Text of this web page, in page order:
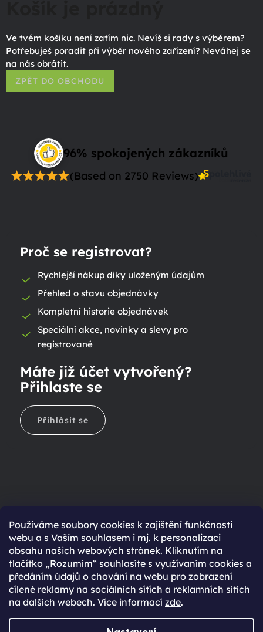
Používáme soubory cookies k zajištění funkčnosti
webu a s Vaším souhlasem i mj. k personalizaci
obsahu našich webových stránek. Kliknutím na
tlačítko „Rozumím“ souhlasíte s využívaním cookies a
předáním údajů o chování na webu pro zobrazení
cílené reklamy na sociálních sítích a reklamních sítích
na dalších webech. Více informací zde.
Ve tvém košíku není zatím nic. Nevíš si rady s výběrem?
Potřebuješ poradit při výběr nového zařízení? Neváhej se
na nás obrátit.
ZPĚT DO OBCHODU
96% spokojených zákazníků
(Based on 2750 Reviews)
Proč se registrovat?
Rychlejší nákup díky uloženým údajům
Přehled o stavu objednávky
Kompletní historie objednávek
Speciální akce, novinky a slevy pro
registrované
Máte již účet vytvořený?
Přihlaste se
Přihlásit se
Ještě nemáte účet?
Rychlejší nákup díky uloženým údajům
Přehled o stavu objednávky
Kompletní historie objednávek
Speciální akce, novinky a slevy pro registrované